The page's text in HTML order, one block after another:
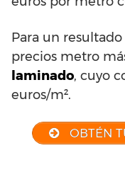
Para un
precios metro
laminado, cuyo
euros/m².
OBTÉN